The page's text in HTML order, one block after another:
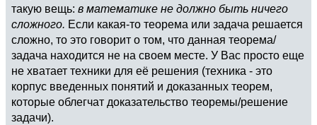
такую вещь: в математике не должно быть ничего
сложного. Если какая-то теорема или задача решается
сложно, то это говорит о том, что данная теорема/
задача находится не на своем месте. У Вас просто еще
не хватает техники для её решения (техника - это
корпус введенных понятий и доказанных теорем,
которые облегчат доказательство теоремы/решение
задачи).